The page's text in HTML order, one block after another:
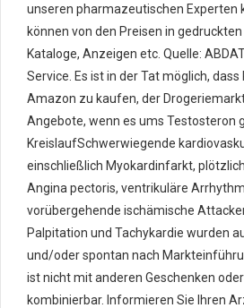
unseren pharmazeutischen Experten
können von den Preisen in
Kataloge, Anzeigen etc. Quelle:
Service. Es ist in der Tat möglich,
Amazon zu kaufen, der
Angebote, wenn es ums Testosteron
KreislaufSchwerwiegende
einschließlich Myokardinfarkt,
Angina pectoris, ventrikuläre
vorübergehende ischämische
Palpitation und Tachykardie wurden
und/oder spontan nach
ist nicht mit anderen Geschenken
kombinierbar. Informieren Sie Ihren